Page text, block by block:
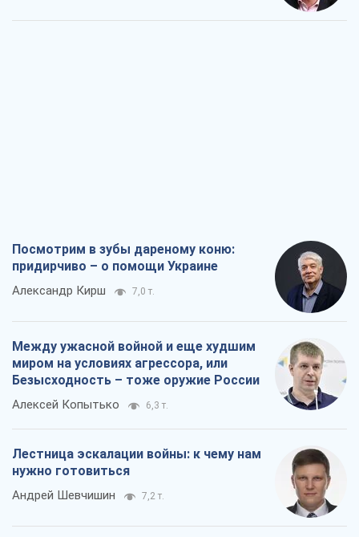
Посмотрим в зубы дареному коню:
придирчиво – о помощи Украине
Александр Кирш 7,0 т.
Между ужасной войной и еще худшим
миром на условиях агрессора, или
Безысходность – тоже оружие России
Алексей Копытько 6,3 т.
Лестница эскалации войны: к чему нам
нужно готовиться
Андрей Шевчишин 7,2 т.